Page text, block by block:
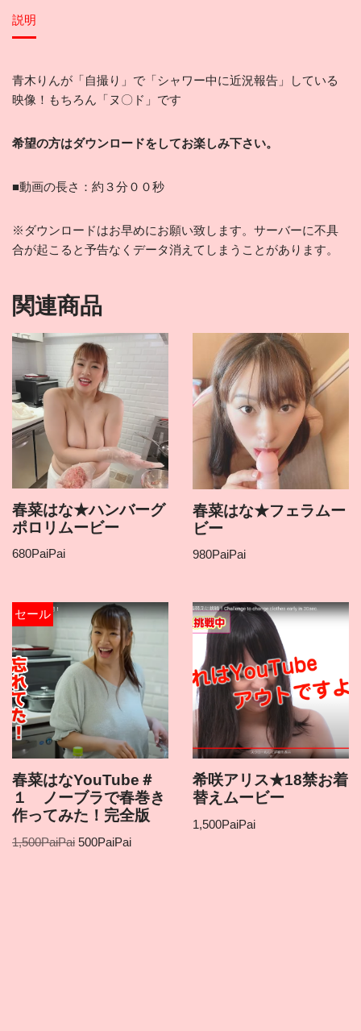
説明
青木りんが「自撮り」で「シャワー中に近況報告」している
映像！もちろん「ヌ〇ド」です
希望の方はダウンロードをしてお楽しみ下さい。
■動画の長さ：約３分００秒
※ダウンロードはお早めにお願い致します。サーバーに不具
合が起こると予告なくデータ消えてしまうことがあります。
関連商品
春菜はな★ハンバーグ
ポロリムービー
680PaiPai
春菜はな★フェラムー
ビー
980PaiPai
セール
春菜はなYouTube＃
１ ノーブラで春巻き
作ってみた！完全版
1,500PaiPai 500PaiPai
希咲アリス★18禁お着
替えムービー
1,500PaiPai